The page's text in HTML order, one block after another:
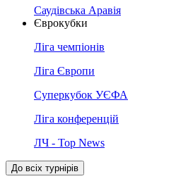
Саудівська Аравія
Єврокубки
Ліга чемпіонів
Ліга Європи
Суперкубок УЄФА
Ліга конференцій
ЛЧ - Top News
До всіх турнірів